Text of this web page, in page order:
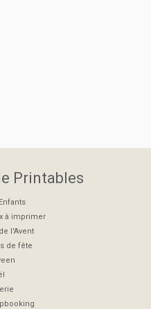
Printables
à imprimer
l'Avent
de fête